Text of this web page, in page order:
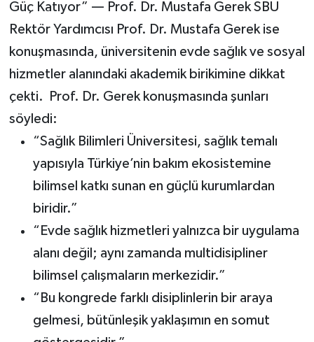
Güç Katıyor” — Prof. Dr. Mustafa Gerek SBÜ
Rektör Yardımcısı Prof. Dr. Mustafa Gerek ise
konuşmasında, üniversitenin evde sağlık ve sosyal
hizmetler alanındaki akademik birikimine dikkat
çekti.
Prof. Dr. Gerek konuşmasında şunları
söyledi:
“Sağlık Bilimleri Üniversitesi, sağlık temalı
yapısıyla Türkiye’nin bakım ekosistemine
bilimsel katkı sunan en güçlü kurumlardan
biridir.”
“Evde sağlık hizmetleri yalnızca bir uygulama
alanı değil; aynı zamanda multidisipliner
bilimsel çalışmaların merkezidir.”
“Bu kongrede farklı disiplinlerin bir araya
gelmesi, bütünleşik yaklaşımın en somut